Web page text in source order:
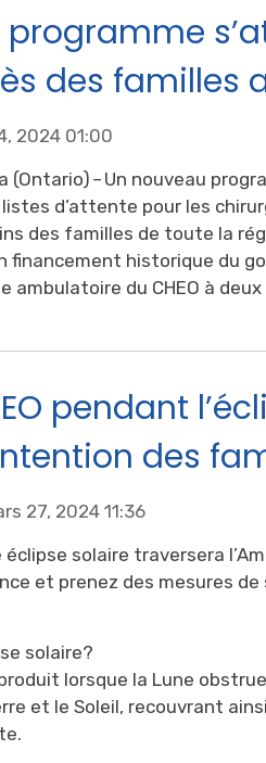
des familles
2024 01:00
(Ontario) – Un nouveau
d’attente pour les
des familles de toute la
historique du
ambulatoire du CHEO à deux
pendant
des
27, 2024 11:36
éclipse solaire traversera
et prenez des mesures
solaire?
lorsque la Lune
et le Soleil, recouvrant